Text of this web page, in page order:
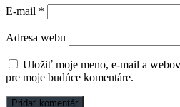
E-mail *
Adresa webu
Uložiť moje meno, e-mail a
pre moje budúce komentáre.